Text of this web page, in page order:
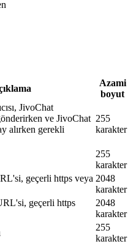
Azami
boyut
JivoChat
ve JivoChat
alırken gerekli
255
karakter
255
karakter
geçerli https veya 2048
karakter
geçerli https
2048
karakter
255
karakter